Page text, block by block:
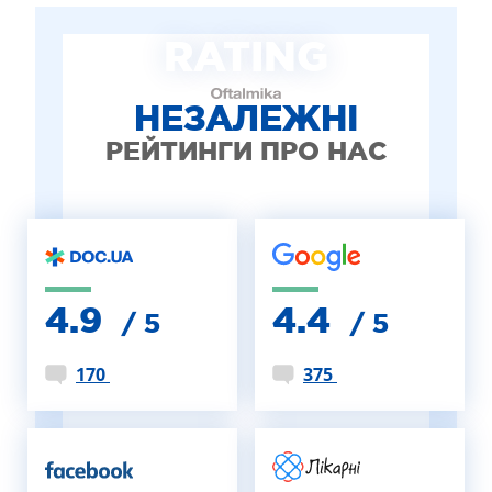
ДИТЯЧА ОФТАЛЬМОЛОГІЯ
ЛІКУВАННЯ ЗАХВОРЮВАНЬ СІТКІВКИ
ЕСТЕТИЧНА ХІРУРГІЯ
НЕЗАЛЕЖНІ
РЕЙТИНГИ ПРО НАС
4.9 / 5
170
4.4 / 5
375